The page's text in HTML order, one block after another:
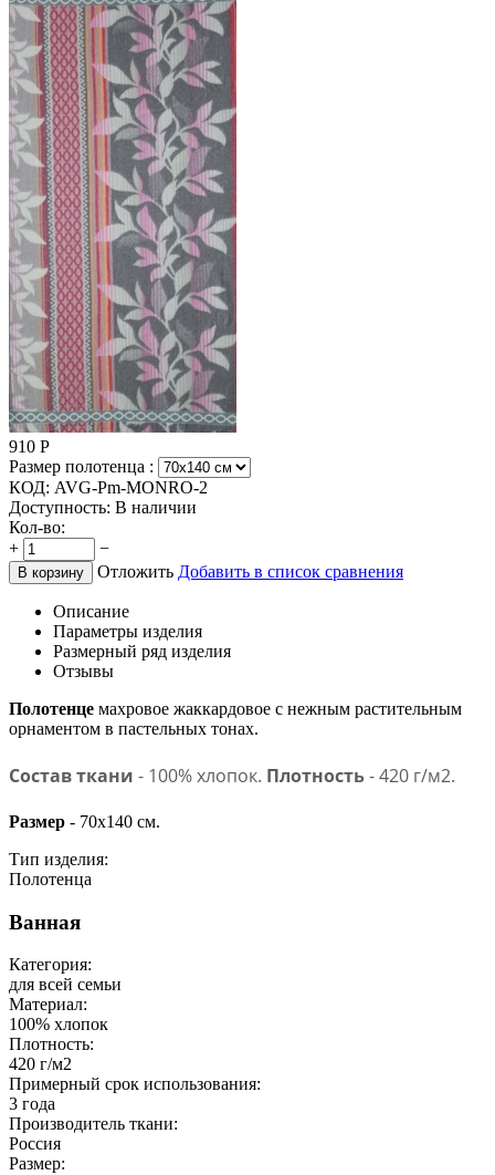
910 Р
Размер полотенца :
КОД: AVG-Pm-MONRO-2
Доступность: В наличии
Кол-во:
+
−
В корзину Отложить Добавить в список сравнения
Описание
Параметры изделия
Размерный ряд изделия
Отзывы
Полотенце махровое жаккардовое с нежным растительным
орнаментом в пастельных тонах.
Состав ткани - 100% хлопок. Плотность- 420 г/м2.
Размер - 70х140 см.
Тип изделия:
Полотенца
Ванная
Категория:
для всей семьи
Материал:
100% хлопок
Плотность:
420 г/м2
Примерный срок использования:
3 года
Производитель ткани:
Россия
Размер: